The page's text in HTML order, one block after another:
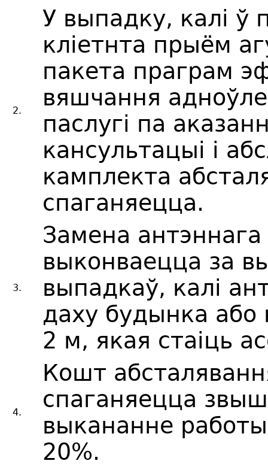
2.
У выпадку, калі ў
кліетнта прыём
пакета праграм
вяшчання
паслугі па
кансультацыі і
камплекта
спаганяецца.
3.
Замена
выконваецца за
выпадкаў, калі
даху будынка
2 м, якая стаіць
4.
Кошт
спаганяецца
выкананне
20%.